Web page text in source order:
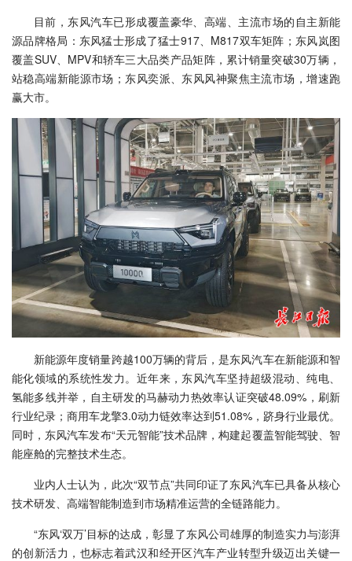
目前，东风汽车已形成覆盖豪华、高端、主流市场的自主新能
源品牌格局：东风猛士形成了猛士917、M817双车矩阵；东风岚图
覆盖SUV、MPV和轿车三大品类产品矩阵，累计销量突破30万辆，
站稳高端新能源市场；东风奕派、东风风神聚焦主流市场，增速跑
赢大市。
新能源年度销量跨越100万辆的背后，是东风汽车在新能源和智
能化领域的系统性发力。近年来，东风汽车坚持超级混动、纯电、
氢能多线并举，自主研发的马赫动力热效率认证突破48.09%，刷新
行业纪录；商用车龙擎3.0动力链效率达到51.08%，跻身行业最优。
同时，东风汽车发布“天元智能”技术品牌，构建起覆盖智能驾驶、智
能座舱的完整技术生态。
业内人士认为，此次“双节点”共同印证了东风汽车已具备从核心
技术研发、高端智能制造到市场精准运营的全链路能力。
“东风‘双万’目标的达成，彰显了东风公司雄厚的制造实力与澎湃
的创新活力，也标志着武汉和经开区汽车产业转型升级迈出关键一